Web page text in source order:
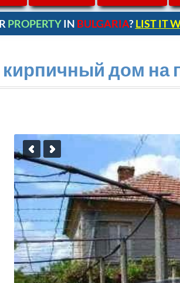
PROPERTYIN BULGARIA?LIST IT
дом на